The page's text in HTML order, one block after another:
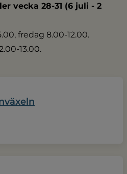
vecka 28-31 (6 juli - 2
fredag 8.00-12.00.
13.00.